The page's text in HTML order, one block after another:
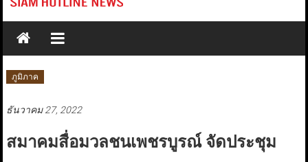
ภูมิภาค
ธันวาคม 27, 2022
สมาคมสื่อมวลชนเพชรบูรณ์ จัดประชุม